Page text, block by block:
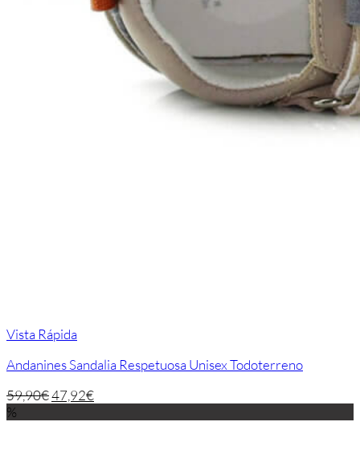
Vista Rápida
Andanines Sandalia Respetuosa Unisex Todoterreno
59,90€47,92€
%